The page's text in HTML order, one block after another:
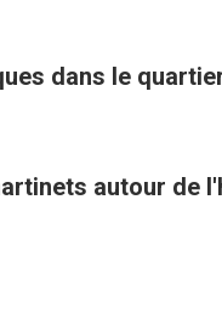
dans le
autour de